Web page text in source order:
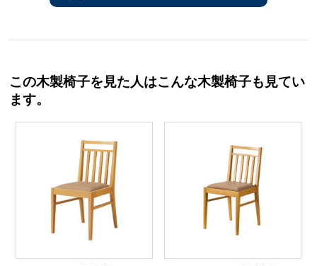
この木製椅子を見た人はこんな木製椅子も見てい
ます。